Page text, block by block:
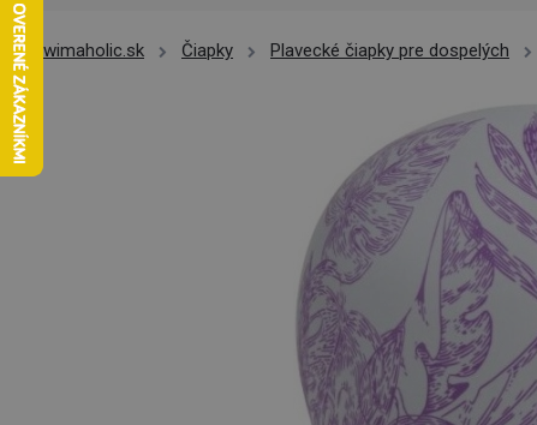
Swimaholic.sk Čiapky Plavecké čiapky pre dospelých